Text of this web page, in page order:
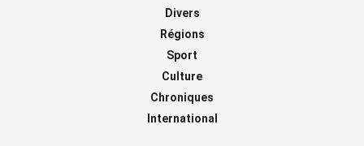
Divers
Régions
Sport
Culture
Chroniques
International